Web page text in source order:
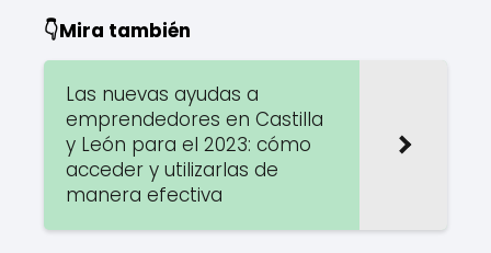
👇Mira también
Las nuevas ayudas a
emprendedores en Castilla
y León para el 2023: cómo
acceder y utilizarlas de
manera efectiva